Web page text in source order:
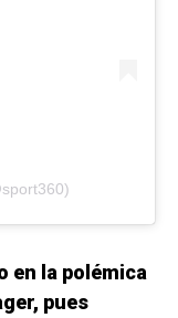
en la polémica
pues